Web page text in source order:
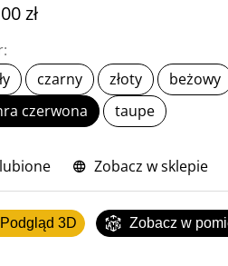
zł
czarny złoty beżowy
czerwona
taupe
Zobacz w sklepie
Podgląd 3D Zobacz w